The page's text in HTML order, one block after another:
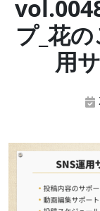
プ_花
用